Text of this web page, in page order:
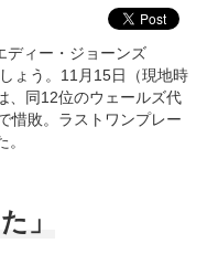
ディー・ジョーンズ
ょう。11月15日（現地時
、同12位のウェールズ代
惜敗。ラストワンプレー
」